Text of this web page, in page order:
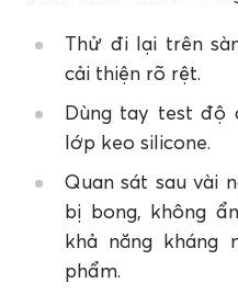
Thử đi lại trên
cải thiện rõ rệt.
Dùng tay test độ
lớp keo silicone.
Quan sát sau vài
bị bong, không
khả năng kháng
phẩm.